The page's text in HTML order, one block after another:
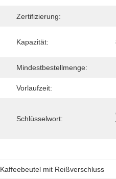
Zertifizierung:
Kapazität:
Mindestbestellmenge:
Vorlaufzeit:
Schlüsselwort:
Kaffeebeutel mit Reißverschluss